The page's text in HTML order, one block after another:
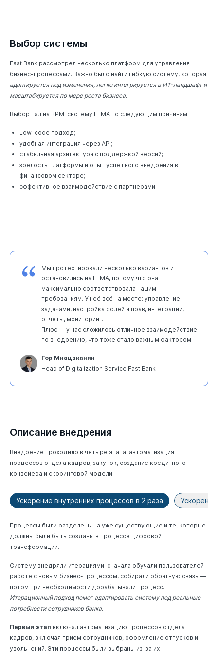
Выбор системы
Fast Bank рассмотрел несколько платформ для управления
бизнес-процессами. Важно было найти гибкую систему, которая
адаптируется под изменения, легко интегрируется в ИТ-ландшафт и
масштабируется по мере роста бизнеса.
Выбор пал на BPM-систему ELMA по следующим причинам:
Low-code подход;
удобная интеграция через API;
стабильная архитектура с поддержкой версий;
зрелость платформы и опыт успешного внедрения в
финансовом секторе;
эффективное взаимодействие с партнерами.
Мы протестировали несколько вариантов и
остановились на ELMA, потому что она
максимально соответствовала нашим
требованиям. У неё всё на месте: управление
задачами, настройка ролей и прав, интеграции,
отчёты, мониторинг.
Плюс — у нас сложилось отличное взаимодействие
по внедрению, что тоже стало важным фактором.
Гор Мнацаканян
Head of Digitalization Service Fast Bank
Описание внедрения
Внедрение проходило в четыре этапа: автоматизация
процессов отдела кадров, закупок, создание кредитного
конвейера и скоринговой модели.
Ускорение внутренних процессов в 2 раза
Процессы были разделены на уже существующие и те, которые
должны были быть созданы в процессе цифровой
трансформации.
Систему внедряли итерациями: сначала обучали пользователей
работе с новым бизнес-процессом, собирали обратную связь —
потом при необходимости дорабатывали процесс.
Итерационный подход помог адаптировать систему под реальные
потребности сотрудников банка.
Первый этап включал автоматизацию процессов отдела
кадров, включая прием сотрудников, оформление отпусков и
увольнений. Эти процессы были выбраны из-за их